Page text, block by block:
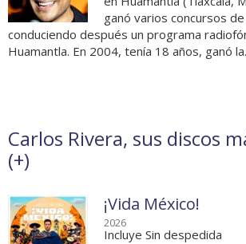
ganó varios concursos
conduciendo después un programa
Huamantla. En 2004, tenía 18 años, ganó
Carlos Rivera, sus discos
(+)
¡Vida México!
2026
Incluye Sin despedida